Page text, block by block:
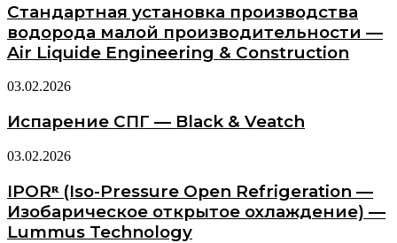
Стандартная установка производства
водорода малой производительности —
Air Liquide Engineering & Construction
03.02.2026
Испарение СПГ — Black & Veatch
03.02.2026
IPORᴿ (Iso-Pressure Open Refrigeration —
Изобарическое открытое охлаждение) —
Lummus Technology